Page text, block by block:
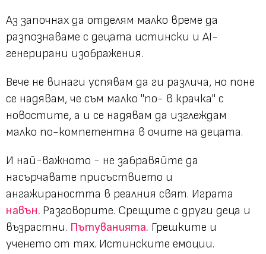
Аз започнах да отделям малко време да
разпознаваме с децата истински и AI-
генерирани изображения.
Вече не винаги успявам да ги различа, но поне
се надявам, че съм малко "по- в крачка" с
новостите, а и се надявам да изглеждам
малко по-компетентна в очите на децата.
И най-важното - не забравяйте да
насърчавате присъствието и
ангажираността в реалния свят. Играта
навън. Разговорите. Срещите с други деца и
възрастни. Пътуванията. Грешките и
ученето от тях. Истинските емоции.